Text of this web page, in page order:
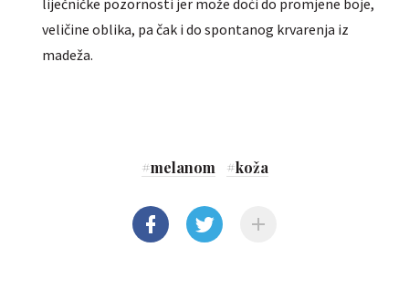
liječničke pozornosti jer može doći do promjene boje,
veličine oblika, pa čak i do spontanog krvarenja iz
madeža.
#melanom #koža